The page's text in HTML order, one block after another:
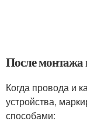
После монтажа
Когда провода и
устройства,
способами: